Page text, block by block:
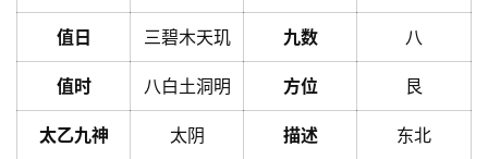
值日 三碧木天玑 九数 八
值时 八白土洞明 方位 艮
太乙九神 太阴 描述 东北